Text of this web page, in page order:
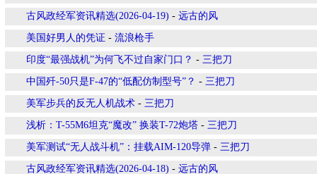
古风政经军资讯精选(2026-04-19) - 远古的风
美国好男人的凭证 - 流浪枪手
印度“最强战机”为何飞不过自家门口？ - 三把刀
中国歼-50只是F-47的“低配仿制型号”？ - 三把刀
美军步兵的反无人机战术 - 三把刀
浅析：T-55M6坦克“魔改” 换装T-72炮塔 - 三把刀
美军测试“无人战斗机”：挂载AIM-120导弹 - 三把刀
古风政经军资讯精选(2026-04-18) - 远古的风